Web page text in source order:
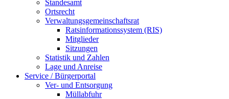
Standesamt
Ortsrecht
Verwaltungsgemeinschaftsrat
Ratsinformationssystem (RIS)
Mitglieder
Sitzungen
Statistik und Zahlen
Lage und Anreise
Service / Bürgerportal
Ver- und Entsorgung
Müllabfuhr